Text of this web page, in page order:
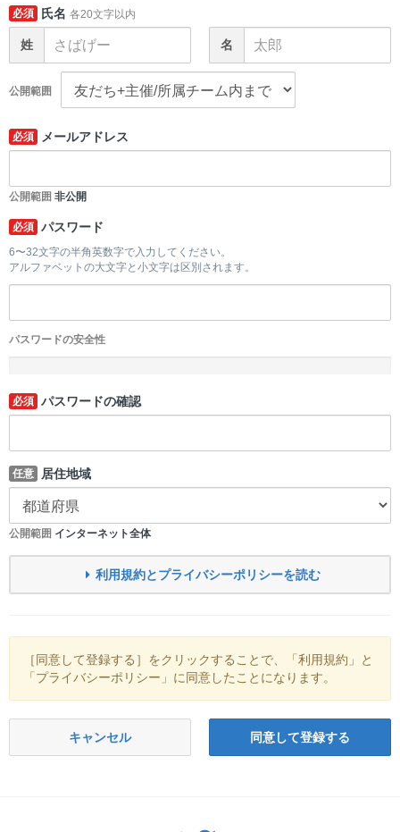
必須 氏名 各20文字以内
姓 名
公開範囲
必須 メールアドレス
公開範囲 非公開
必須 パスワード
6〜32文字の半角英数字で入力してください。
アルファベットの大文字と小文字は区別されます。
パスワードの安全性
必須 パスワードの確認
任意 居住地域
公開範囲 インターネット全体
利用規約とプライバシーポリシーを読む
［同意して登録する］をクリックすることで、「利用規約」と
「プライバシーポリシー」に同意したことになります。
キャンセル 同意して登録する